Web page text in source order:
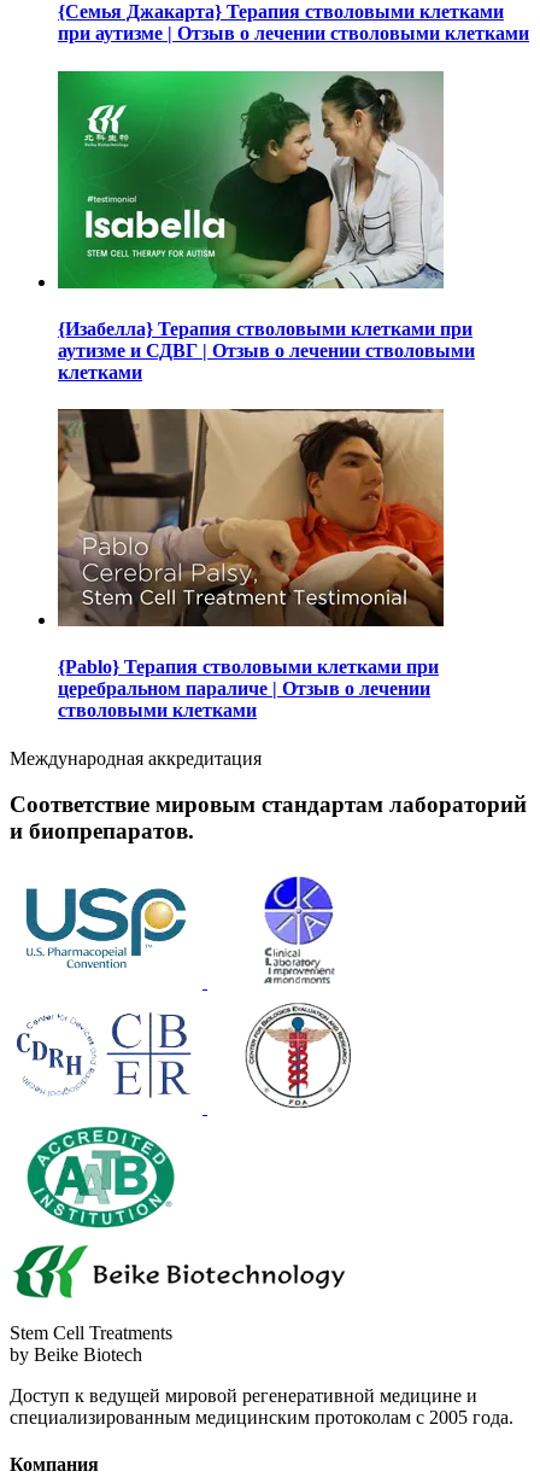
{Семья Джакарта} Терапия стволовыми клетками
при аутизме | Отзыв о лечении стволовыми клетками
{Изабелла} Терапия стволовыми клетками при
аутизме и СДВГ | Отзыв о лечении стволовыми
клетками
{Pablo} Терапия стволовыми клетками при
церебральном параличе | Отзыв о лечении
стволовыми клетками
Международная аккредитация
Соответствие мировым стандартам лабораторий
и биопрепаратов.
Stem Cell Treatments
by Beike Biotech
Доступ к ведущей мировой регенеративной медицине и
специализированным медицинским протоколам с 2005 года.
Компания